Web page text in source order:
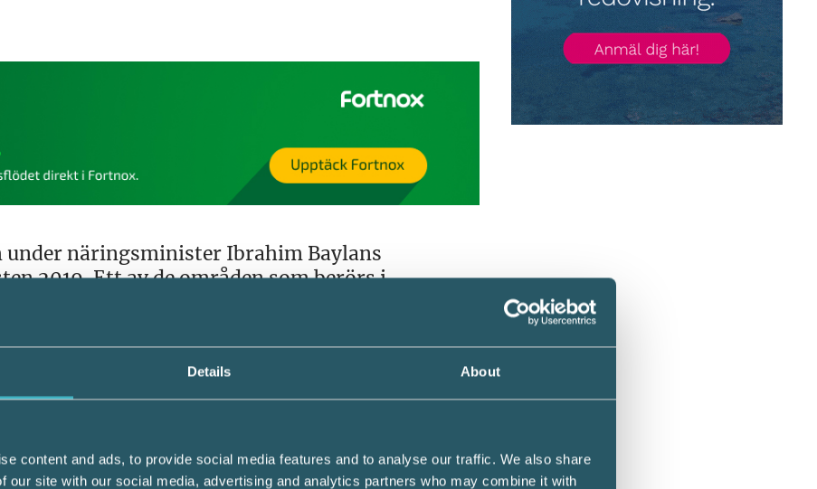
Details About
content and ads, to provide social media features and to analyse our traffic. We also share
our site with our social media, advertising and analytics partners who may combine it with
näringsminister Ibrahim Baylans
2019. Ett av de områden som berörs i
för moms höjs från nuvarande 30 000 kr/
slutrapport om Förenklingsresan, som
som beräknas bli högst 30 000 kronor